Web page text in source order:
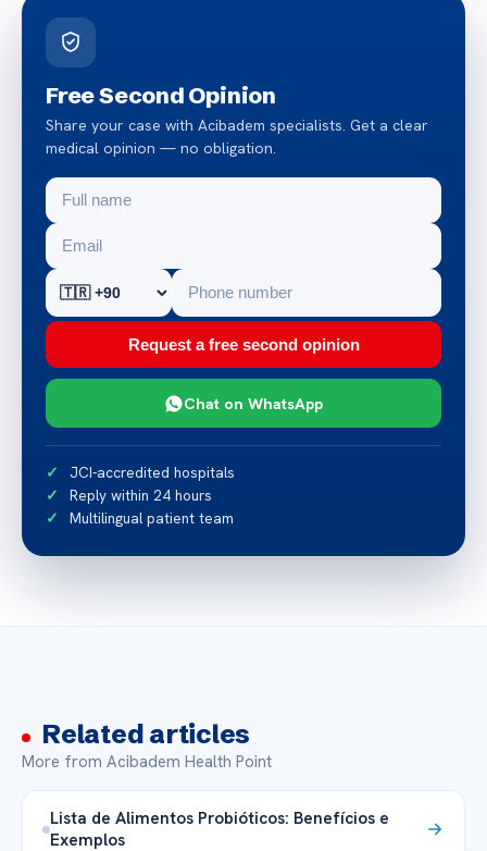
Free Second Opinion
Share your case with Acibadem specialists. Get a clear
medical opinion — no obligation.
Request a free second opinion
Chat on WhatsApp
JCI-accredited hospitals
Reply within 24 hours
Multilingual patient team
Related articles
More from Acibadem Health Point
Lista de Alimentos Probióticos: Benefícios e
Exemplos